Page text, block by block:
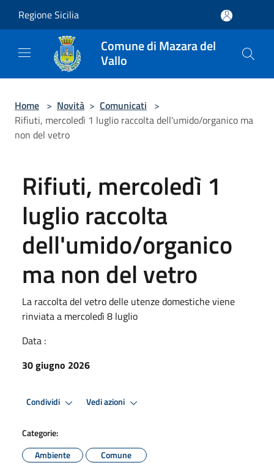
Regione Sicilia
Comune di Mazara del
Vallo
Home > Novità > Comunicati >
Rifiuti, mercoledì 1 luglio raccolta dell'umido/organico ma
non del vetro
Rifiuti, mercoledì 1
luglio raccolta
dell'umido/organico
ma non del vetro
La raccolta del vetro delle utenze domestiche viene
rinviata a mercoledì 8 luglio
Data :
30 giugno 2026
Condividi Vedi azioni
Categorie:
Ambiente
Comune